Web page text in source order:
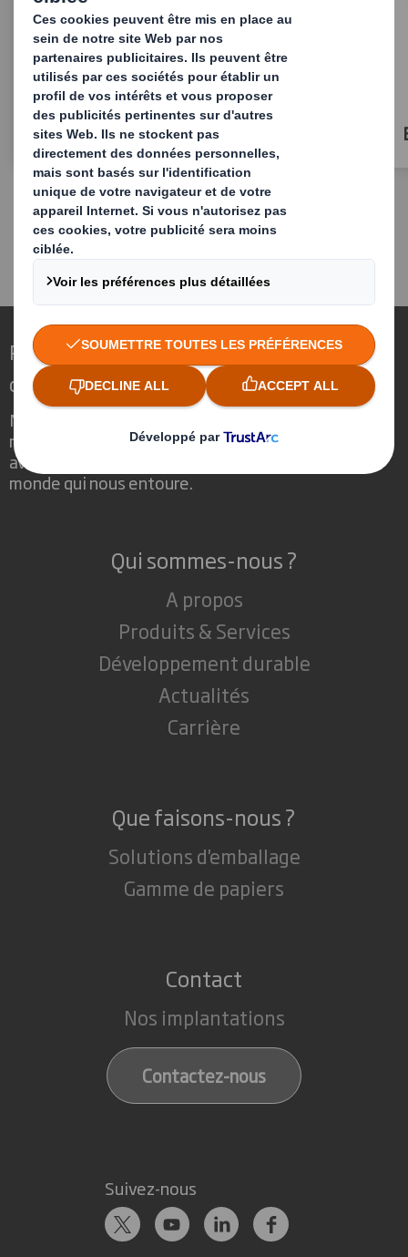
Punnets
Repenser l’emballage pour un monde qui
change
Nous faisons la différence parce que
nous avons su voir en quoi l'emballage
avait un rôle important à jouer dans le
monde qui nous entoure.
Qui sommes-nous ?
A propos
Produits & Services
Développement durable
Actualités
Carrière
Que faisons-nous ?
Solutions d'emballage
Gamme de papiers
Contact
Nos implantations
Contactez-nous
Suivez-nous